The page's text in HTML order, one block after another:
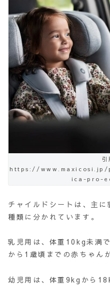
引
https://www.maxicosi.jp/
ica-pro-
チャイルドシートは、主
種類に分かれています。
乳児用は、体重10kg未満
から1歳頃までの赤ちゃん
幼児用は、体重9kgから